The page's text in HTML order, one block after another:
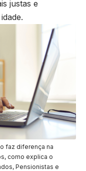
justas e
faz diferença na
como explica o
Pensionistas e